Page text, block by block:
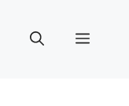
Menu